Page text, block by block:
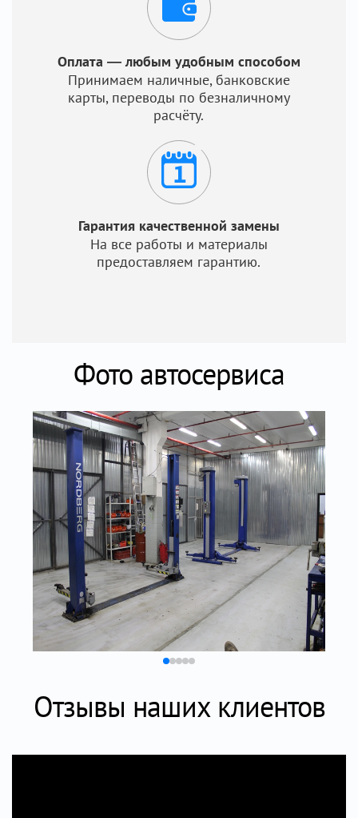
Оплата — любым удобным способом
Принимаем наличные, банковские
карты, переводы по безналичному
расчёту.
Гарантия качественной замены
На все работы и материалы
предоставляем гарантию.
Фото автосервиса
Отзывы наших клиентов